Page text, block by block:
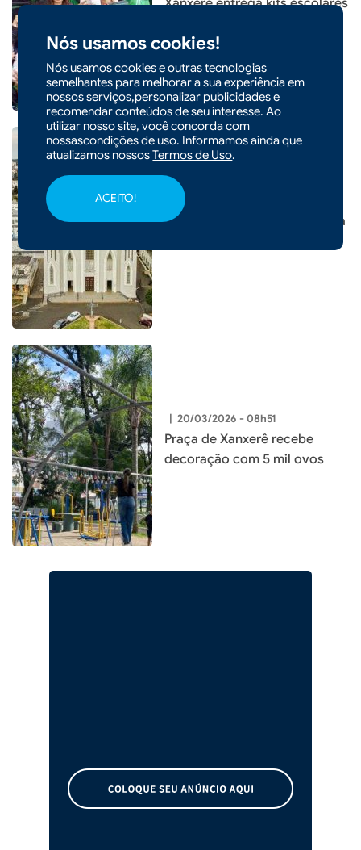
Nós usamos cookies!
Nós usamos cookies e outras tecnologias
semelhantes para melhorar a sua experiência em
nossos serviços,personalizar publicidades e
recomendar conteúdos de seu interesse. Ao
utilizar nosso site, você concorda com
nossascondições de uso. Informamos ainda que
atualizamos nossosTermos de Uso.
ACEITO!
Xanxerê entrega kits escolares
28/03/2026 - 10h13
Prefeito de Xanxerê apresenta
| 20/03/2026 - 08h51
Praça de Xanxerê recebe
decoração com 5 mil ovos